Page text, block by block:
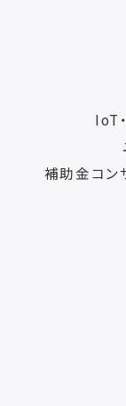
IoT
補助金コン